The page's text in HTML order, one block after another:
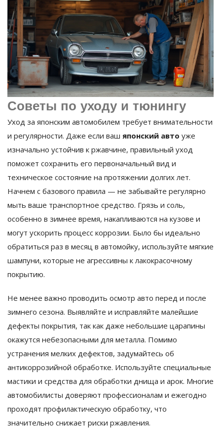
Советы по уходу и тюнингу
Уход за японским автомобилем требует внимательности
и регулярности. Даже если ваш японский авто уже
изначально устойчив к ржавчине, правильный уход
поможет сохранить его первоначальный вид и
техническое состояние на протяжении долгих лет.
Начнем с базового правила — не забывайте регулярно
мыть ваше транспортное средство. Грязь и соль,
особенно в зимнее время, накапливаются на кузове и
могут ускорить процесс коррозии. Было бы идеально
обратиться раз в месяц в автомойку, используйте мягкие
шампуни, которые не агрессивны к лакокрасочному
покрытию.
Не менее важно проводить осмотр авто перед и после
зимнего сезона. Выявляйте и исправляйте малейшие
дефекты покрытия, так как даже небольшие царапины
окажутся небезопасными для металла. Помимо
устранения мелких дефектов, задумайтесь об
антикоррозийной обработке. Используйте специальные
мастики и средства для обработки днища и арок. Многие
автомобилисты доверяют профессионалам и ежегодно
проходят профилактическую обработку, что
значительно снижает риски ржавления.